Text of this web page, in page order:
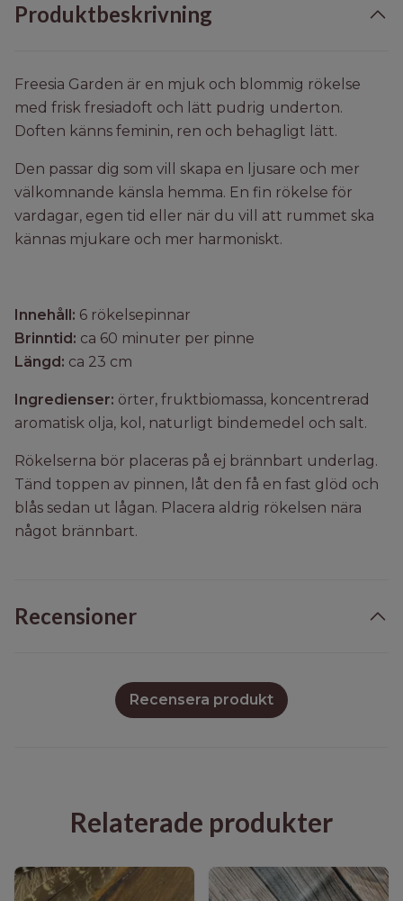
Produktbeskrivning
Freesia Garden är en mjuk och blommig rökelse
med frisk fresiadoft och lätt pudrig underton.
Doften känns feminin, ren och behagligt lätt.
Den passar dig som vill skapa en ljusare och mer
välkomnande känsla hemma. En fin rökelse för
vardagar, egen tid eller när du vill att rummet ska
kännas mjukare och mer harmoniskt.
Innehåll: 6 rökelsepinnar
Brinntid: ca 60 minuter per pinne
Längd: ca 23 cm
Ingredienser: örter, fruktbiomassa, koncentrerad
aromatisk olja, kol, naturligt bindemedel och salt.
Rökelserna bör placeras på ej brännbart underlag.
Tänd toppen av pinnen, låt den få en fast glöd och
blås sedan ut lågan. Placera aldrig rökelsen nära
något brännbart.
Recensioner
Recensera produkt
Relaterade produkter